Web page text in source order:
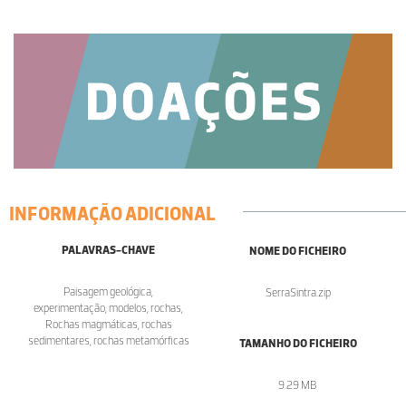
INFORMAÇÃO ADICIONAL
PALAVRAS-CHAVE
Paisagem geológica,
experimentação, modelos, rochas,
Rochas magmáticas, rochas
sedimentares, rochas metamórficas
NOME DO FICHEIRO
SerraSintra.zip
TAMANHO DO FICHEIRO
9.29 MB